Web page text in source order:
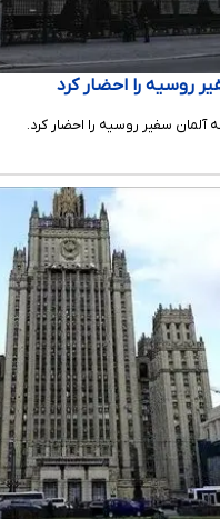
روسیه را احضار کرد
آلمان سفیر روسیه را احضار کرد.